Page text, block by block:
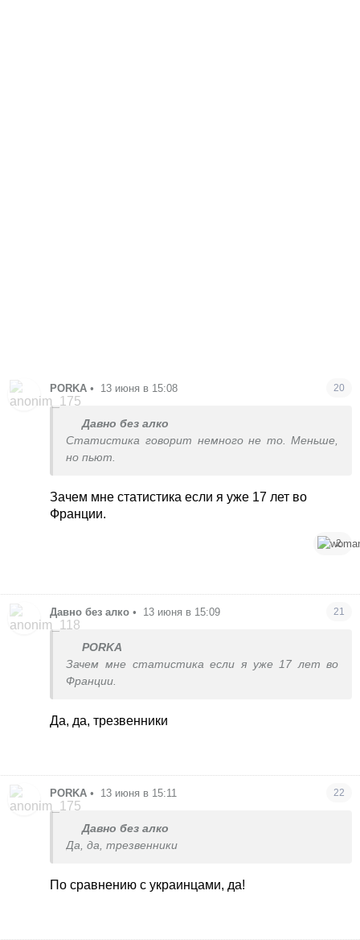
PORKA • 13 июня в 15:08 20
Давно без алко
Статистика говорит немного не то. Меньше,
но пьют.
Зачем мне статистика если я уже 17 лет во
Франции.
2
Давно без алко • 13 июня в 15:09 21
PORKA
Зачем мне статистика если я уже 17 лет во
Франции.
Да, да, трезвенники
PORKA • 13 июня в 15:11 22
Давно без алко
Да, да, трезвенники
По сравнению с украинцами, да!